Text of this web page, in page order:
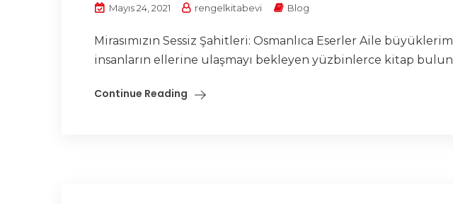
Mayıs 24, 2021 rengelkitabevi Blog
Mirasımızın Sessiz Şahitleri: Osmanlıca Eserler Aile
insanların ellerine ulaşmayı bekleyen yüzbinlerce kitap
Continue Reading